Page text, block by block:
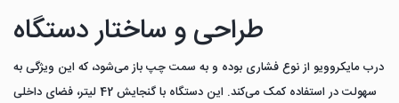
طراحی و ساختار دستگاه
درب مایکروویو از نوع فشاری بوده و به سمت چپ باز می‌شود، که این ویژگی به
سهولت در استفاده کمک می‌کند. این دستگاه با گنجایش 42 لیتر، فضای داخلی